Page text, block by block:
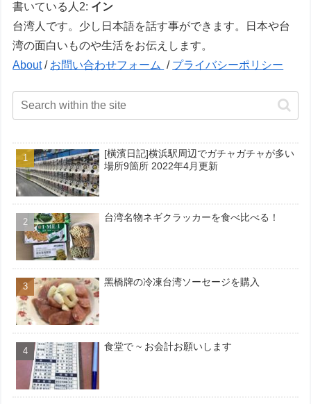
書いている人2: イン
台湾人です。少し日本語を話す事ができます。日本や台
湾の面白いものや生活をお伝えします。
About/ お問い合わせフォーム / プライバシーポリシー
[橫濱日記]横浜駅周辺でガチャガチャが多い
場所9箇所 2022年4月更新
台湾名物ネギクラッカーを食べ比べる！
黑橋牌の冷凍台湾ソーセージを購入
食堂で ~ お会計お願いします